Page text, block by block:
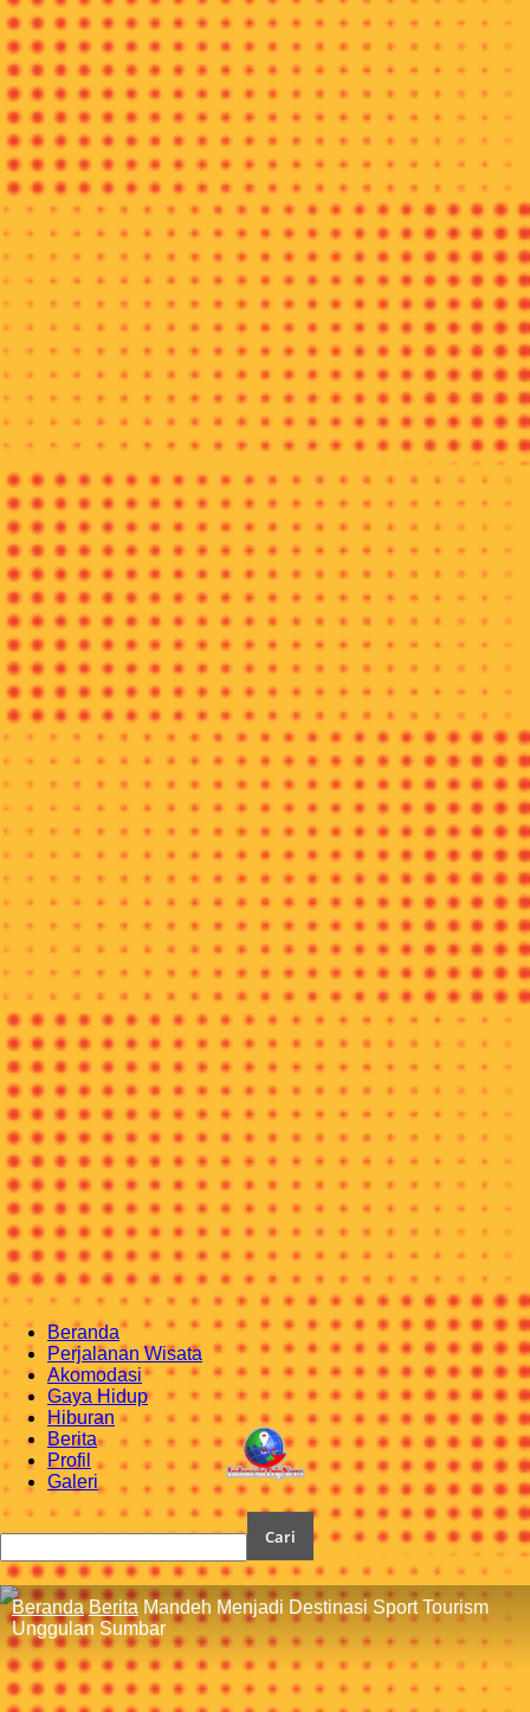
Beranda
Perjalanan Wisata
Akomodasi
Gaya Hidup
Hiburan
Berita
Profil
Galeri
Beranda Berita Mandeh Menjadi Destinasi Sport Tourism
Unggulan Sumbar